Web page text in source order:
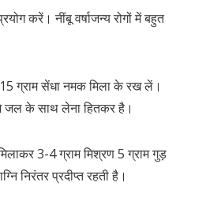
करें। नींबू वर्षाजन्य रोगों में बहुत
ग्राम सेंधा नमक मिला के रख लें।
जल के साथ लेना हितकर है।
3-4 ग्राम मिश्रण 5 ग्राम गुड़
निरंतर प्रदीप्त रहती है।